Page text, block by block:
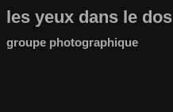
les yeux dans le dos
groupe photographique